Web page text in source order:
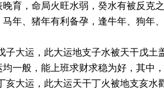
晚育，命局火旺水弱，癸水有被反克
年、猪年有利备孕，逢牛年、狗年
子大运，此大运地支子水被天干戊
一般，能上班求财求稳为好，其中
亥大运，此大运天干丁火被地支亥